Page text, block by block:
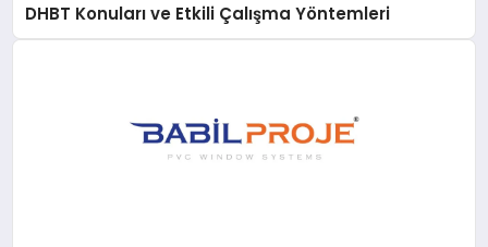
DHBT Konuları ve Etkili Çalışma Yöntemleri